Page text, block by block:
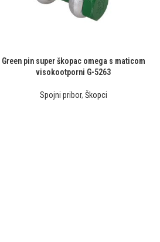
Green pin super škopac omega s maticom
visokootporni G-5263
Spojni pribor, Škopci